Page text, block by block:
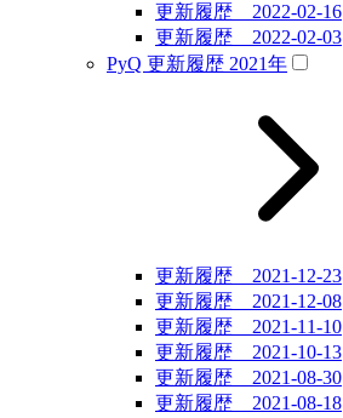
更新履歴 2022-02-16
更新履歴 2022-02-03
PyQ 更新履歴 2021年
更新履歴 2021-12-23
更新履歴 2021-12-08
更新履歴 2021-11-10
更新履歴 2021-10-13
更新履歴 2021-08-30
更新履歴 2021-08-18